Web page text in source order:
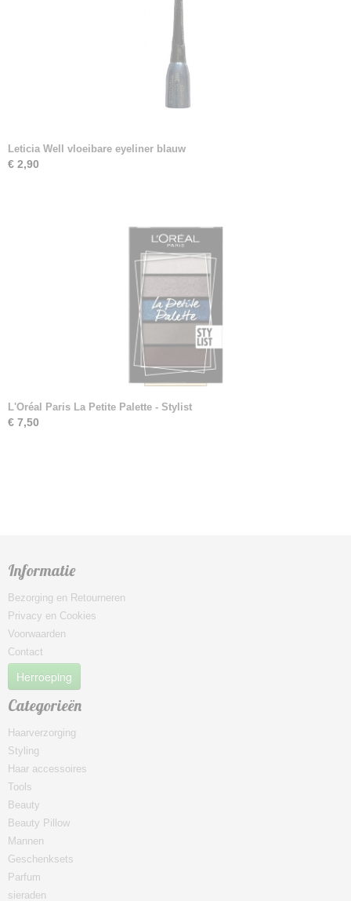
Leticia Well vloeibare eyeliner blauw
€ 2,90
L'Oréal Paris La Petite Palette - Stylist
€ 7,50
Informatie
Bezorging en Retourneren
Privacy en Cookies
Voorwaarden
Contact
Herroeping
Categorieën
Haarverzorging
Styling
Haar accessoires
Tools
Beauty
Beauty Pillow
Mannen
Geschenksets
Parfum
sieraden